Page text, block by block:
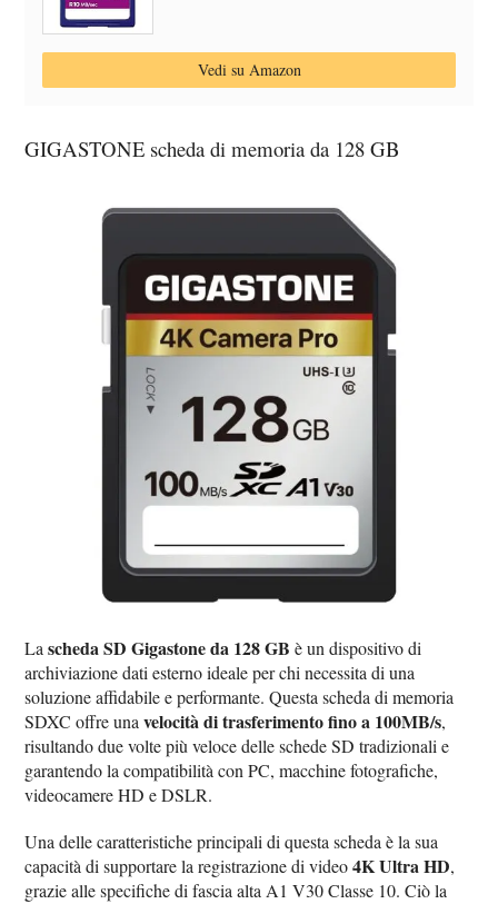
Vedi su Amazon
GIGASTONE scheda di memoria da 128 GB
Lascheda SD Gigastone da 128 GB è un dispositivo di
archiviazione dati esterno ideale per chi necessita di una
soluzione affidabile e performante. Questa scheda di memoria
SDXC offre unavelocità di trasferimento fino a 100MB/s,
risultando due volte più veloce delle schede SD tradizionali e
garantendo la compatibilità con PC, macchine fotografiche,
videocamere HD e DSLR.
Una delle caratteristiche principali di questa scheda è la sua
capacità di supportare la registrazione di video4K Ultra HD,
grazie alle specifiche di fascia alta A1 V30 Classe 10. Ciò la